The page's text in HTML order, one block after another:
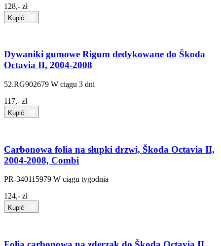
128,- zł
Kupić
Dywaniki gumowe Rigum dedykowane do Škoda
Octavia II, 2004-2008
52.RG902679 W ciągu 3 dni
117,- zł
Kupić
Carbonowa folia na słupki drzwi, Škoda Octavia II,
2004-2008, Combi
PR-340115979 W ciągu tygodnia
124,- zł
Kupić